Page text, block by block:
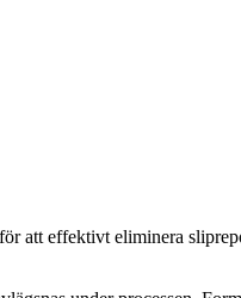
att effektivt eliminera